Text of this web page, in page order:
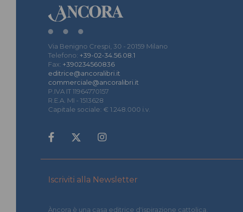
Via Benigno Crespi, 30 - 20159 Milano
Telefono: +39-02-34.56.08.1
Fax: +390234560836
editrice@ancoralibri.it
commerciale@ancoralibri.it
P.IVA IT 11964770157
R.E.A. MI - 1513628
Capitale sociale: € 1.248.000 i.v.
Iscriviti alla Newsletter
Àncora è una casa editrice d'ispirazione cattolica.